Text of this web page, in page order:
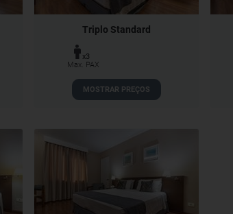
Triplo Standard
x3
Max. PAX
MOSTRAR PREÇOS